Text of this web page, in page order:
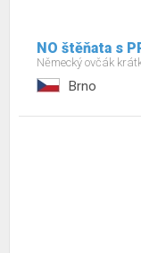
NO štěňata s
Německý ovčák
Brno